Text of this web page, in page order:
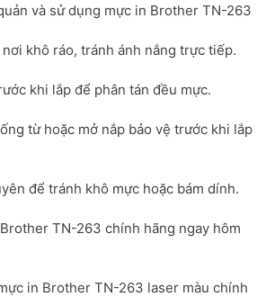
và sử dụng mực in Brother TN-263
khô ráo, tránh ánh nắng trực tiếp.
khi lắp để phân tán đều mực.
từ hoặc mở nắp bảo vệ trước khi lắp
để tránh khô mực hoặc bám dính.
TN-263 chính hãng ngay hôm
in Brother TN-263 laser màu chính